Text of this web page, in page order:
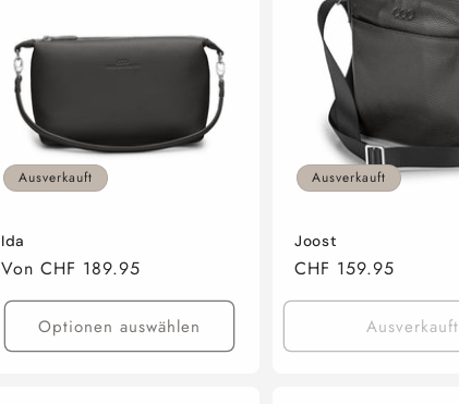
Ausverkauft
Ida
Normaler
Preis
Von CHF 189.95
Optionen auswählen
Ausverkauft
Joost
Normaler
Preis
CHF 159.95
Ausverkauft